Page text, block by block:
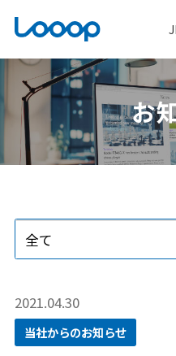
お
全て
2021.04.30
当社からのお知らせ